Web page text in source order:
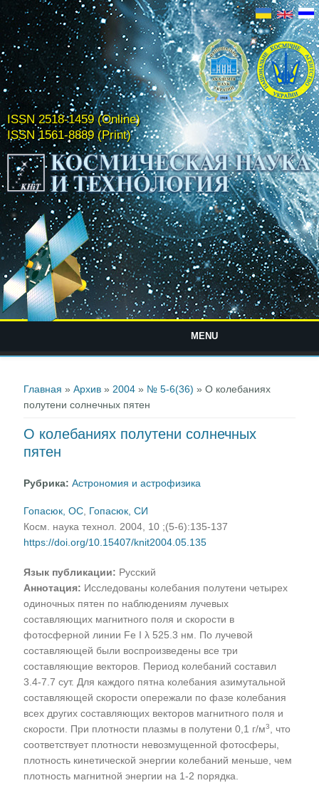
ISSN 2518-1459 (Online)
ISSN 1561-8889 (Print)
MENU
Главная »Архив » 2004 » № 5-6(36) » О колебаниях
полутени солнечных пятен
О колебаниях полутени солнечных
пятен
Рубрика:Астрономия и астрофизика
Гопасюк, ОС Гопасюк, СИ
Косм. наука технол. 2004, 10 ;(5-6):135-137
https://doi.org/10.15407/knit2004.05.135
Язык публикации: Русский
Аннотация: Исследованы колебания полутени четырех
одиночных пятен по наблюдениям лучевых
составляющих магнитного поля и скорости в
фотосферной линии Fe I λ 525.3 нм. По лучевой
составляющей были воспроизведены все три
составляющие векторов. Период колебаний составил
3.4-7.7 сут. Для каждого пятна колебания азимутальной
составляющей скорости опережали по фазе колебания
всех других составляющих векторов магнитного поля и
скорости. При плотности плазмы в полутени 0,1 г/м3
, что
соответствует плотности невозмущенной фотосферы,
плотность кинетической энергии колебаний меньше, чем
плотность магнитной энергии на 1-2 порядка.